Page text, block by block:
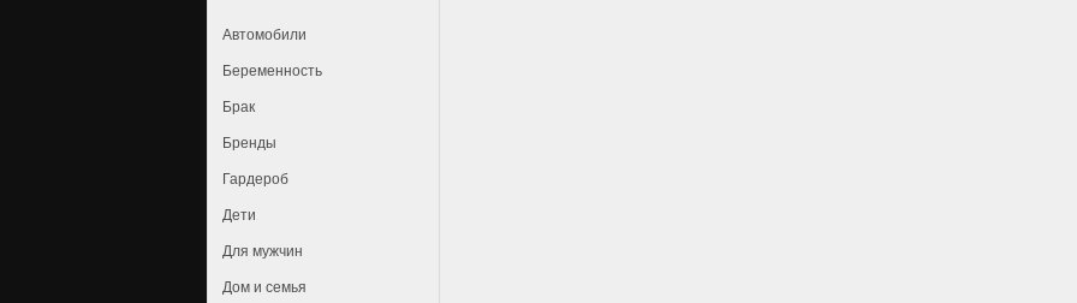
Автомобили
Беременность
Брак
Бренды
Гардероб
Дети
Для мужчин
Дом и семья